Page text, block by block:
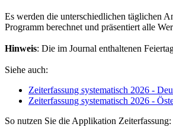
Es werden die unterschiedlichen täglichen
Programm berechnet und präsentiert alle
Hinweis: Die im Journal enthaltenen
Siehe auch:
Zeiterfassung systematisch 2026 -
Zeiterfassung systematisch 2026 -
So nutzen Sie die Applikation Zeiterfassung: